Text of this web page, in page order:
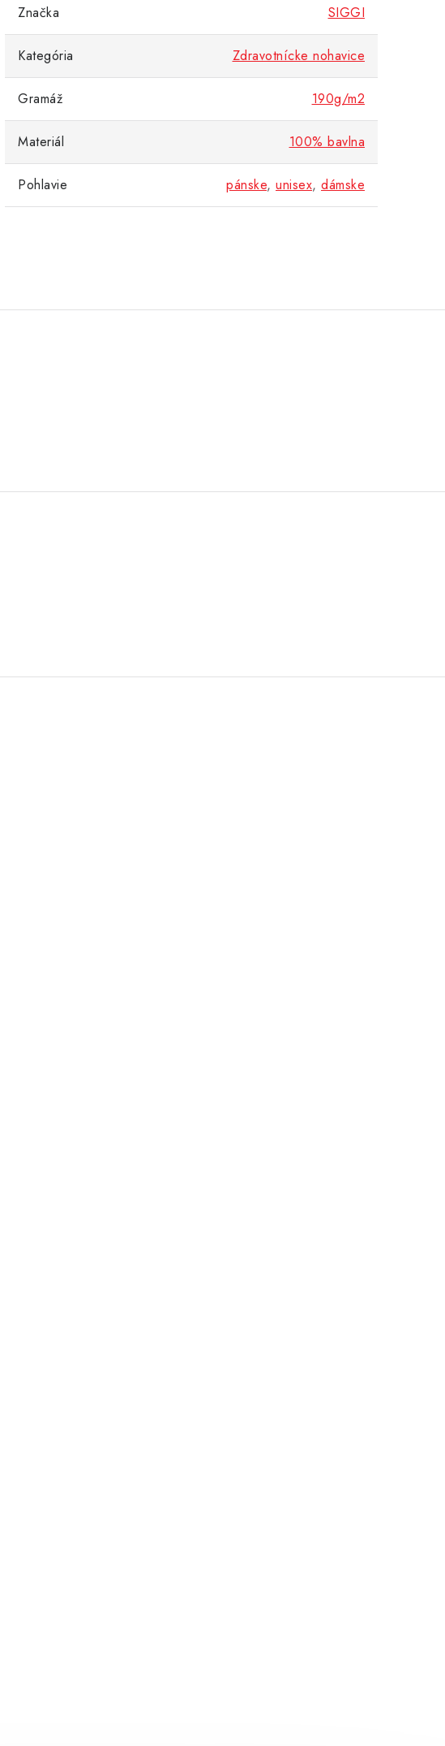
Značka SIGGI
Kategória Zdravotnícke nohavice
Gramáž 190g/m2
Materiál 100% bavlna
Pohlavie pánske, unisex, dámske